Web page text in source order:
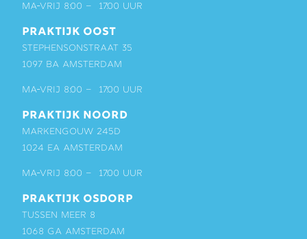
ma-vrij 8:00 – 17:00 uur
PRAKTIJK OOST
Stephensonstraat 35
1097 BA Amsterdam
ma-vrij 8:00 – 17:00 uur
PRAKTIJK NOORD
Markengouw 245D
1024 EA Amsterdam
ma-vrij 8:00 – 17:00 uur
PRAKTIJK OSDORP
Tussen Meer 8
1068 GA Amsterdam